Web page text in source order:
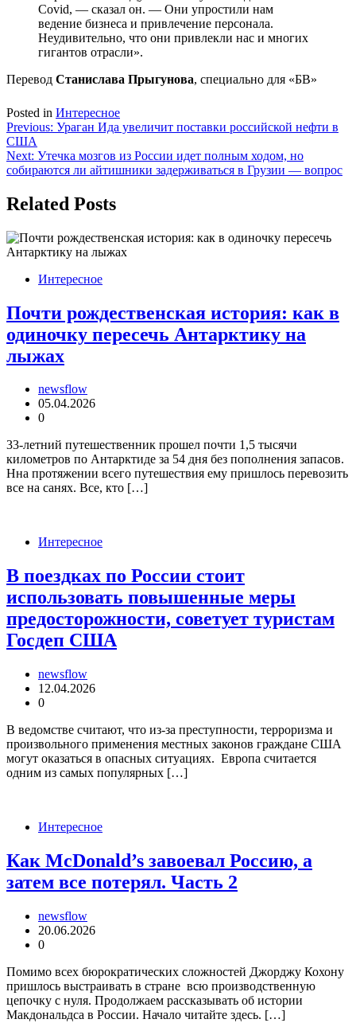
Covid, — сказал он. — Они упростили нам
ведение бизнеса и привлечение персонала.
Неудивительно, что они привлекли нас и многих
гигантов отрасли».
Перевод Станислава Прыгунова, специально для «БВ»
Posted in Интересное
Навигация
по
записям
Previous: Ураган Ида увеличит поставки российской нефти в
США
Next: Утечка мозгов из России идет полным ходом, но
собираются ли айтишники задерживаться в Грузии — вопрос
Related Posts
Интересное
Почти рождественская история: как в
одиночку пересечь Антарктику на
лыжах
newsflow
05.04.2026
0
33-летний путешественник прошел почти 1,5 тысячи
километров по Антарктиде за 54 дня без пополнения запасов.
Нна протяжении всего путешествия ему пришлось перевозить
все на санях. Все, кто […]
Интересное
В поездках по России стоит
использовать повышенные меры
предосторожности, советует туристам
Госдеп США
newsflow
12.04.2026
0
В ведомстве считают, что из-за преступности, терроризма и
произвольного применения местных законов граждане США
могут оказаться в опасных ситуациях. Европа считается
одним из самых популярных […]
Интересное
Как McDonald’s завоевал Россию, а
затем все потерял. Часть 2
newsflow
20.06.2026
0
Помимо всех бюрократических сложностей Джорджу Кохону
пришлось выстраивать в стране всю производственную
цепочку с нуля. Продолжаем рассказывать об истории
Макдональдса в России. Начало читайте здесь. […]